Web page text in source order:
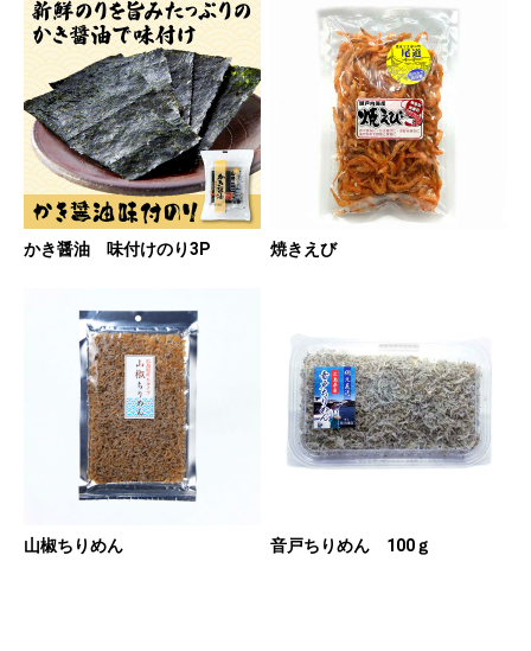
かき醤油 味付けのり3P 焼きえび
山椒ちりめん 音戸ちりめん 100ｇ